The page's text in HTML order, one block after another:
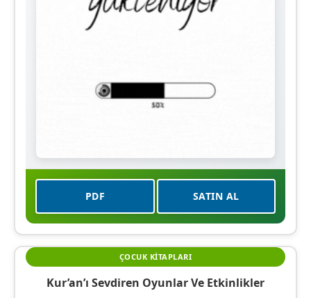
PDF SATIN AL
ÇOCUK KITAPLARI
Kur’an’ı Sevdiren Oyunlar Ve Etkinlikler